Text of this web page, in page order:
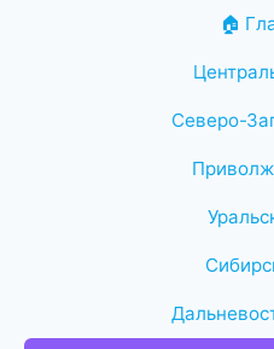
🏠
Северо-